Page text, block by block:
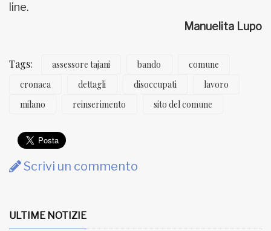
line.
Manuelita Lupo
Tags: assessore tajani bando
comune
cronaca
dettagli disoccupati
lavoro
milano
reinserimento sito del comune
Scrivi un commento
ULTIME NOTIZIE